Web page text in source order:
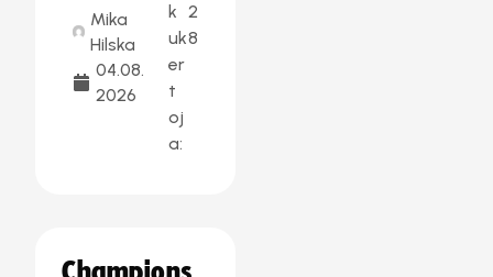
Mika
Hilska
04.08.
2026
k
uk
er
t
oj
a:
2
8